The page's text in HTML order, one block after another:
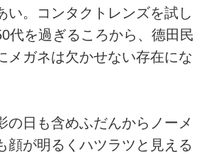
い。コンタクトレンズを試し
代を過ぎるころから、德田民
メガネは欠かせない存在にな
の日も含めふだんからノーメ
顔が明るくハツラツと見える